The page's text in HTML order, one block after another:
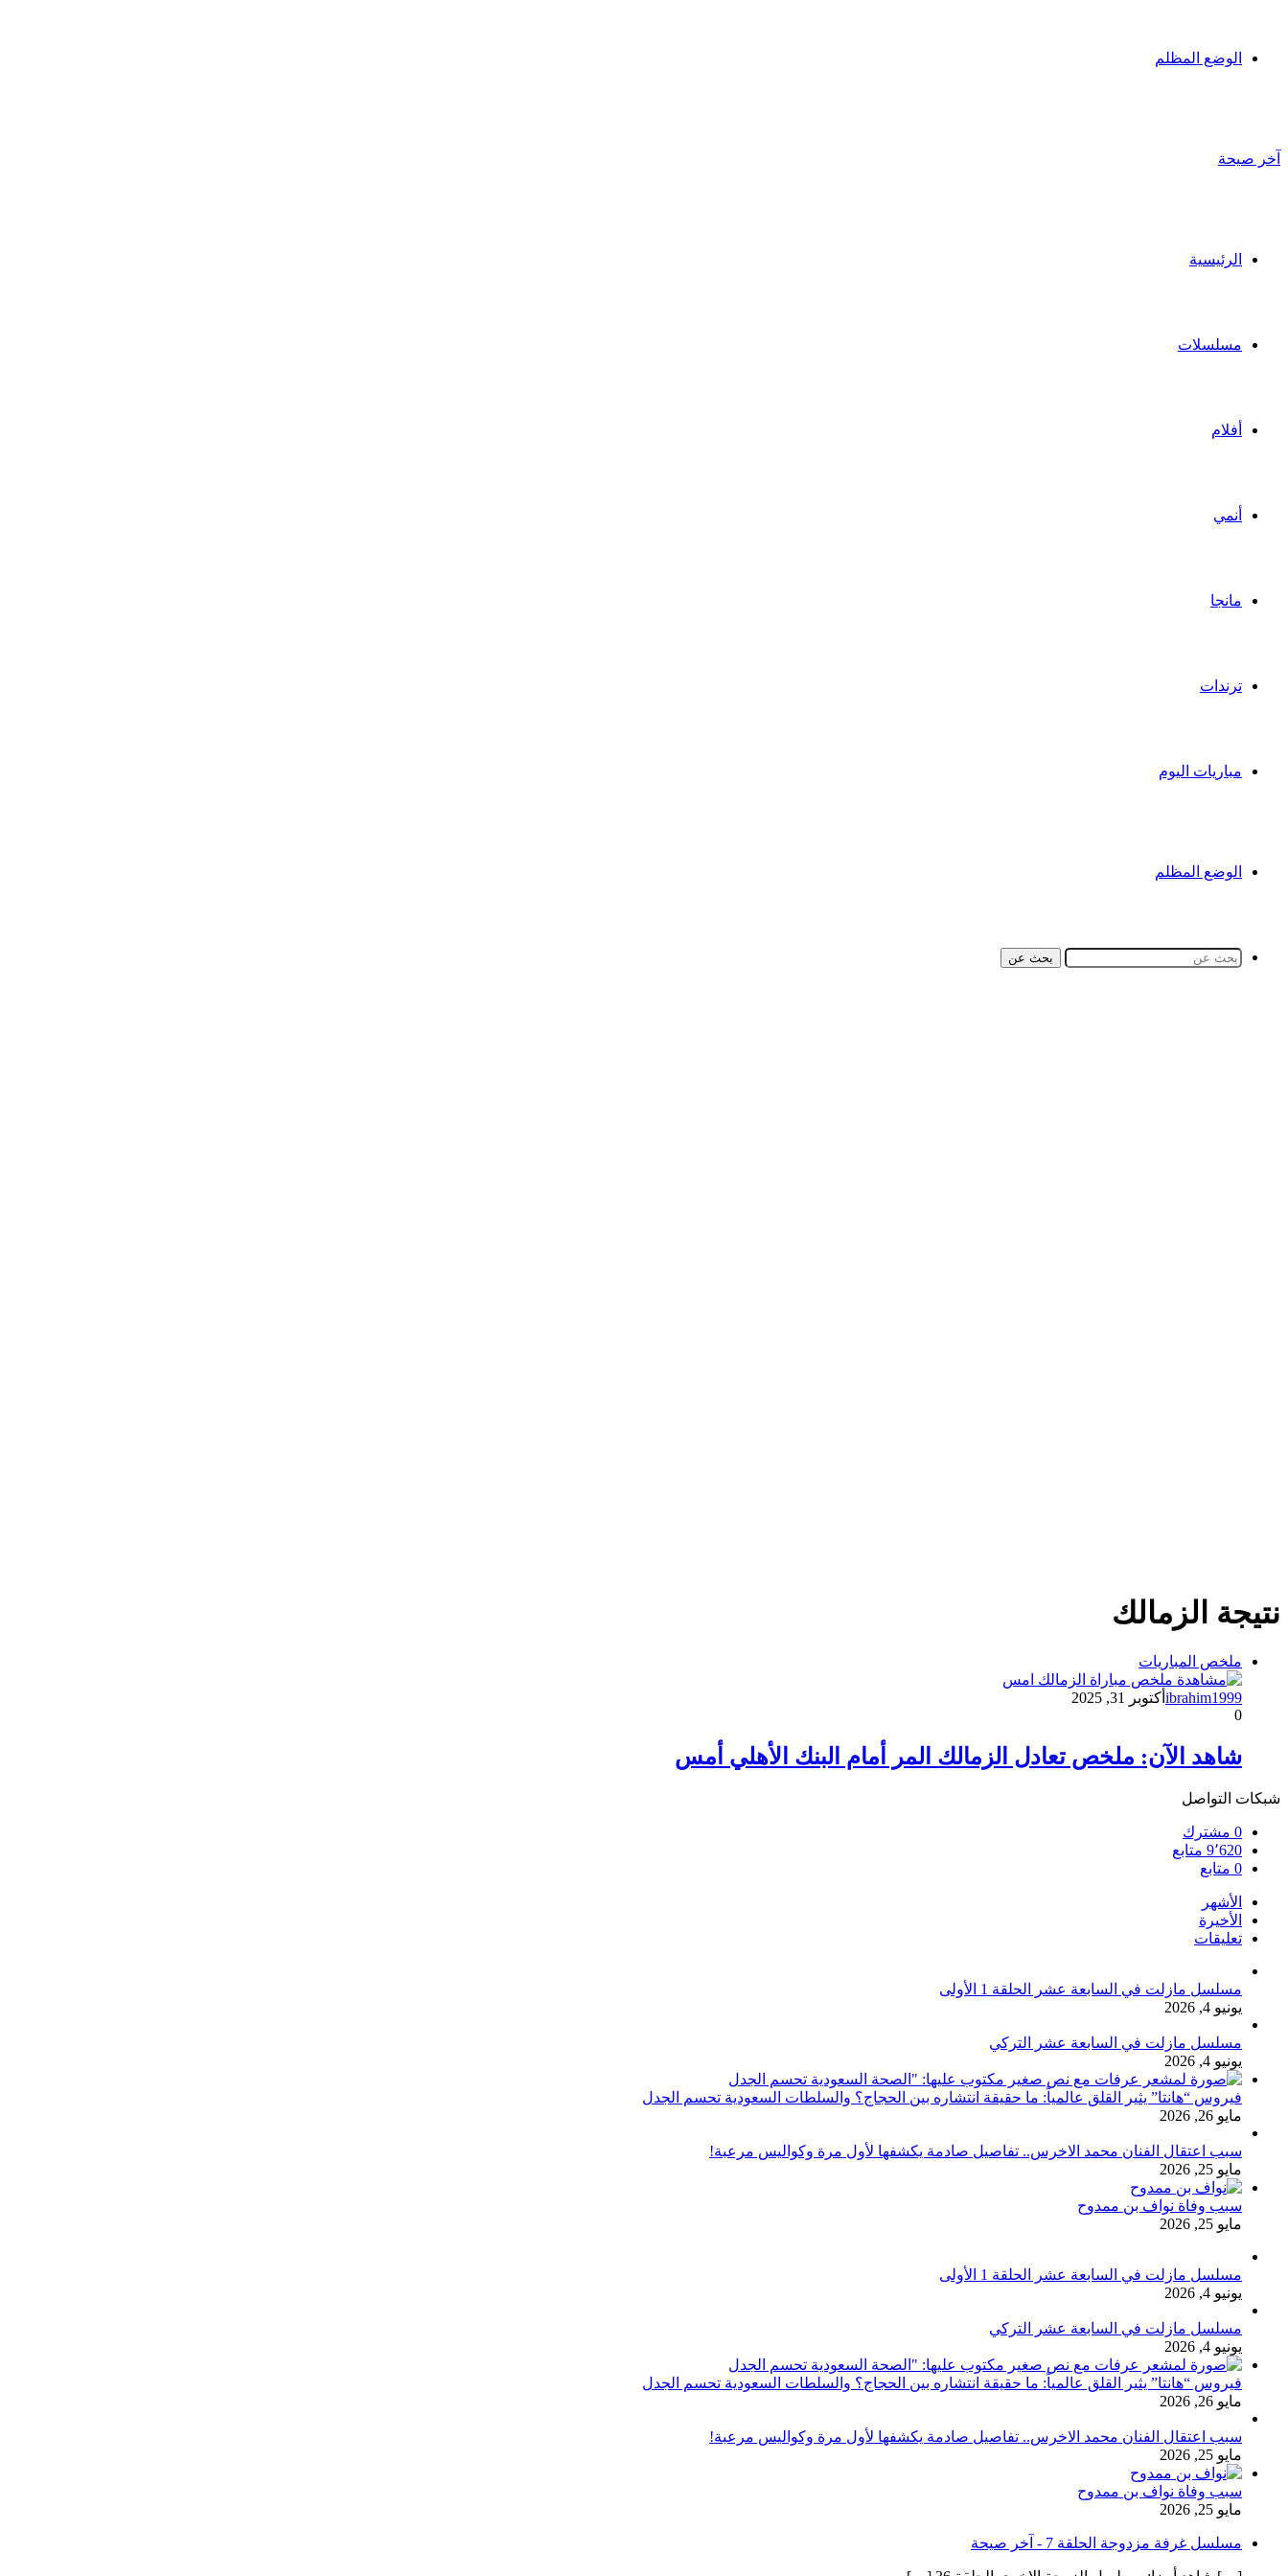
الوضع المظلم
آخر صيحة
الرئيسية
مسلسلات
أفلام
أنمي
مانجا
ترندات
مباريات اليوم
الوضع المظلم
بحث عن
نتيجة الزمالك
ملخص المباريات
ibrahim1999 أكتوبر 31, 2025
0
شاهد الآن: ملخص تعادل الزمالك المر أمام البنك الأهلي أمس
شبكات التواصل
0 مشترك
9٬620 متابع
0 متابع
الأشهر
الأخيرة
تعليقات
مسلسل مازلت في السابعة عشر الحلقة 1 الأولى
يونيو 4, 2026
مسلسل مازلت في السابعة عشر التركي
يونيو 4, 2026
فيروس “هانتا” يثير القلق عالمياً: ما حقيقة انتشاره بين الحجاج؟ والسلطات السعودية تحسم الجدل
مايو 26, 2026
سبب اعتقال الفنان محمد الاخرس.. تفاصيل صادمة يكشفها لأول مرة وكواليس مرعبة!
مايو 25, 2026
سبب وفاة نواف بن ممدوح
مايو 25, 2026
مسلسل مازلت في السابعة عشر الحلقة 1 الأولى
يونيو 4, 2026
مسلسل مازلت في السابعة عشر التركي
يونيو 4, 2026
فيروس “هانتا” يثير القلق عالمياً: ما حقيقة انتشاره بين الحجاج؟ والسلطات السعودية تحسم الجدل
مايو 26, 2026
سبب اعتقال الفنان محمد الاخرس.. تفاصيل صادمة يكشفها لأول مرة وكواليس مرعبة!
مايو 25, 2026
سبب وفاة نواف بن ممدوح
مايو 25, 2026
مسلسل غرفة مزدوجة الحلقة 7 - آخر صيحة